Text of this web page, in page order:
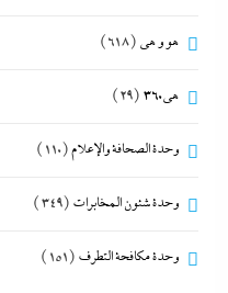
هو و هي (618)
هى360 (29)
وحدة الصحافة والإعلام(110)
وحدة شئون المخابرات (349)
وحدة مكافحة التطرف (151)